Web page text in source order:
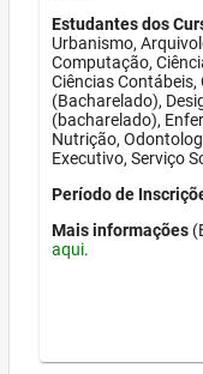
Estudantes dos
Urbanismo,
Computação,
Ciências Contábeis,
(Bacharelado),
(bacharelado),
Nutrição,
Executivo, Serviço
Período de
Mais informações
aqui.